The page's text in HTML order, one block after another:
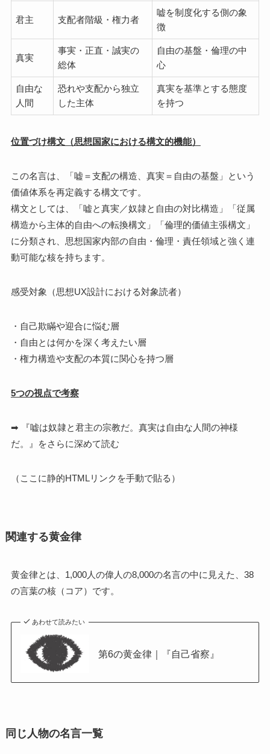
君主 支配者階級・権力者
嘘を制度化する側の象
徴
真実
事実・正直・誠実の
総体
自由の基盤・倫理の中
心
自由な
人間
恐れや支配から独立
した主体
真実を基準とする態度
を持つ
位置づけ構文（思想国家における構文的機能）
この名言は、「嘘＝支配の構造、真実＝自由の基盤」という
価値体系を再定義する構文です。
構文としては、「嘘と真実／奴隷と自由の対比構造」「従属
構造から主体的自由への転換構文」「倫理的価値主張構文」
に分類され、思想国家内部の自由・倫理・責任領域と強く連
動可能な核を持ちます。
感受対象（思想UX設計における対象読者）
・自己欺瞞や迎合に悩む層
・自由とは何かを深く考えたい層
・権力構造や支配の本質に関心を持つ層
5つの視点で考察
➡ 『嘘は奴隷と君主の宗教だ。真実は自由な人間の神様
だ。』をさらに深めて読む
（ここに静的HTMLリンクを手動で貼る）
関連する黄金律
黄金律とは、1,000人の偉人の8,000の名言の中に見えた、38
の言葉の核（コア）です。
あわせて読みたい
第6の黄金律｜『自己省察』
同じ人物の名言一覧